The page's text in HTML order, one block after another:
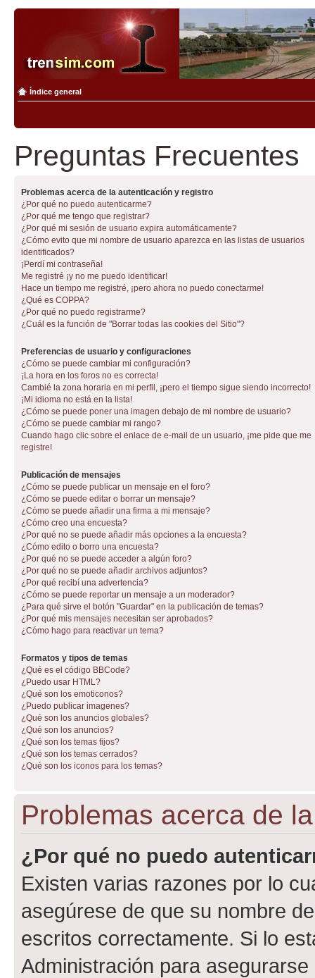
Índice general
Preguntas Frecuentes
Problemas acerca de la autenticación y registro
¿Por qué no puedo autenticarme?
¿Por qué me tengo que registrar?
¿Por qué mi sesión de usuario expira automáticamente?
¿Cómo evito que mi nombre de usuario aparezca en las listas de usuarios
identificados?
¡Perdí mi contraseña!
Me registré ¡y no me puedo identificar!
Hace un tiempo me registré, ¡pero ahora no puedo conectarme!
¿Qué es COPPA?
¿Por qué no puedo registrarme?
¿Cuál es la función de "Borrar todas las cookies del Sitio"?
Preferencias de usuario y configuraciones
¿Cómo se puede cambiar mi configuración?
¡La hora en los foros no es correcta!
Cambié la zona horaria en mi perfil, ¡pero el tiempo sigue siendo incorrecto!
¡Mi idioma no está en la lista!
¿Cómo se puede poner una imagen debajo de mi nombre de usuario?
¿Cómo se puede cambiar mi rango?
Cuando hago clic sobre el enlace de e-mail de un usuario, ¡me pide que me
registre!
Publicación de mensajes
¿Cómo se puede publicar un mensaje en el foro?
¿Cómo se puede editar o borrar un mensaje?
¿Cómo se puede añadir una firma a mi mensaje?
¿Cómo creo una encuesta?
¿Por qué no se puede añadir más opciones a la encuesta?
¿Cómo edito o borro una encuesta?
¿Por qué no se puede acceder a algún foro?
¿Por qué no se puede añadir archivos adjuntos?
¿Por qué recibí una advertencia?
¿Cómo se puede reportar un mensaje a un moderador?
¿Para qué sirve el botón "Guardar" en la publicación de temas?
¿Por qué mis mensajes necesitan ser aprobados?
¿Cómo hago para reactivar un tema?
Formatos y tipos de temas
¿Qué es el código BBCode?
¿Puedo usar HTML?
¿Qué son los emoticonos?
¿Puedo publicar imagenes?
¿Qué son los anuncios globales?
¿Qué son los anuncios?
¿Qué son los temas fijos?
¿Qué son los temas cerrados?
¿Qué son los iconos para los temas?
Problemas acerca de
¿Por qué no puedo
Existen varias razones por lo
asegúrese de que su nombre
escritos correctamente. Si lo
Administración para